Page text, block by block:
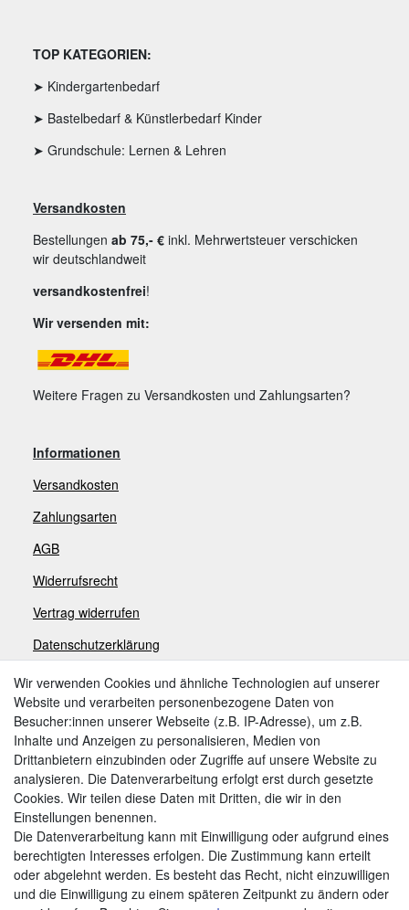
TOP KATEGORIEN:
➤ Kindergartenbedarf
➤ Bastelbedarf & Künstlerbedarf Kinder
➤ Grundschule: Lernen & Lehren
Versandkosten
Bestellungen ab 75,- € inkl. Mehrwertsteuer verschicken
wir deutschlandweit
versandkostenfrei!
Wir versenden mit:
Weitere Fragen zu Versandkosten und Zahlungsarten?
Informationen
Versandkosten
Zahlungsarten
AGB
Widerrufsrecht
Vertrag widerrufen
Datenschutzerklärung
Impressum
Zahlungsarten
Weitere Zahlungsarten:
Kauf auf Rechnung
Vorkasse
Wir verwenden Cookies und ähnliche Technologien auf unserer
Website und verarbeiten personenbezogene Daten von
Besucher:innen unserer Webseite (z.B. IP-Adresse), um z.B.
Inhalte und Anzeigen zu personalisieren, Medien von
Drittanbietern einzubinden oder Zugriffe auf unsere Website zu
analysieren. Die Datenverarbeitung erfolgt erst durch gesetzte
Cookies. Wir teilen diese Daten mit Dritten, die wir in den
Einstellungen benennen.
Die Datenverarbeitung kann mit Einwilligung oder aufgrund eines
berechtigten Interesses erfolgen. Die Zustimmung kann erteilt
oder abgelehnt werden. Es besteht das Recht, nicht einzuwilligen
und die Einwilligung zu einem späteren Zeitpunkt zu ändern oder